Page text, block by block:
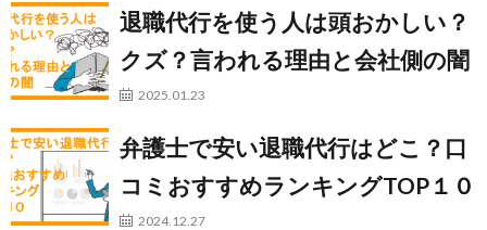
退職代行を使う人は頭おかしい？
クズ？言われる理由と会社側の闇
2025.01.23
弁護士で安い退職代行はどこ？口
コミおすすめランキングTOP１０
2024.12.27